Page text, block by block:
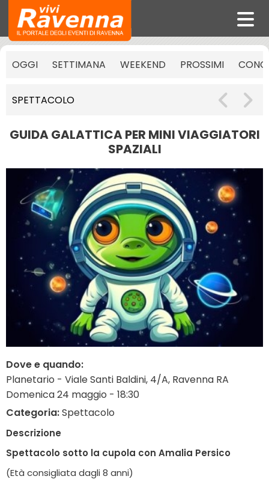
OGGI SETTIMANA WEEKEND PROSSIMI
SPETTACOLO
GUIDA GALATTICA PER MINI VIAGGIATORI
SPAZIALI
Dove e quando:
Planetario - Viale Santi Baldini, 4/A, Ravenna RA
Domenica 24 maggio - 18:30
Categoria:Spettacolo
Descrizione
Spettacolo sotto la cupola con Amalia Persico
(Età consigliata dagli 8 anni)